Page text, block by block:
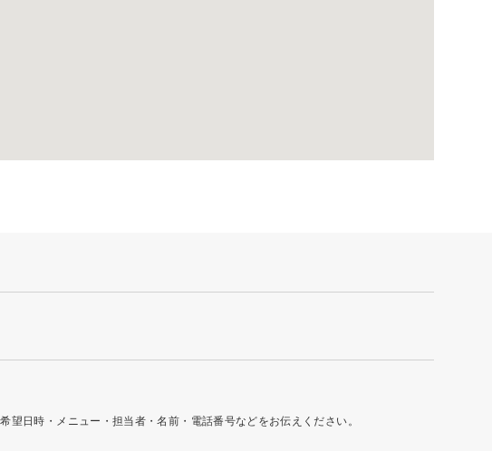
日時・メニュー・担当者・名前・電話番号などをお伝えください。